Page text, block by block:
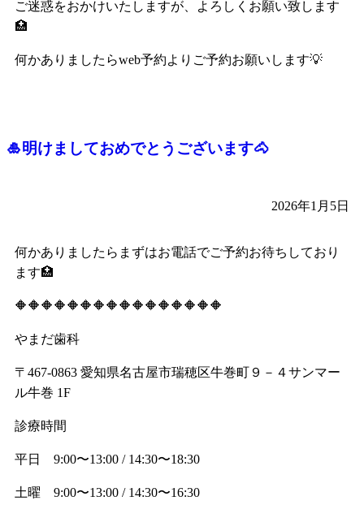
ご迷惑をおかけいたしますが、よろしくお願い致します
🏥
何かありましたらweb予約よりご予約お願いします💡
🎍明けましておめでとうございます🐴
2026年1月5日
何かありましたらまずはお電話でご予約お待ちしており
ます🏥
🔶🔶🔶🔶🔶🔶🔶🔶🔶🔶🔶🔶🔶🔶🔶🔶
やまだ歯科
〒467-0863 愛知県名古屋市瑞穂区牛巻町９－４サンマー
ル牛巻 1F
診療時間
平日 9:00〜13:00 / 14:30〜18:30
土曜 9:00〜13:00 / 14:30〜16:30